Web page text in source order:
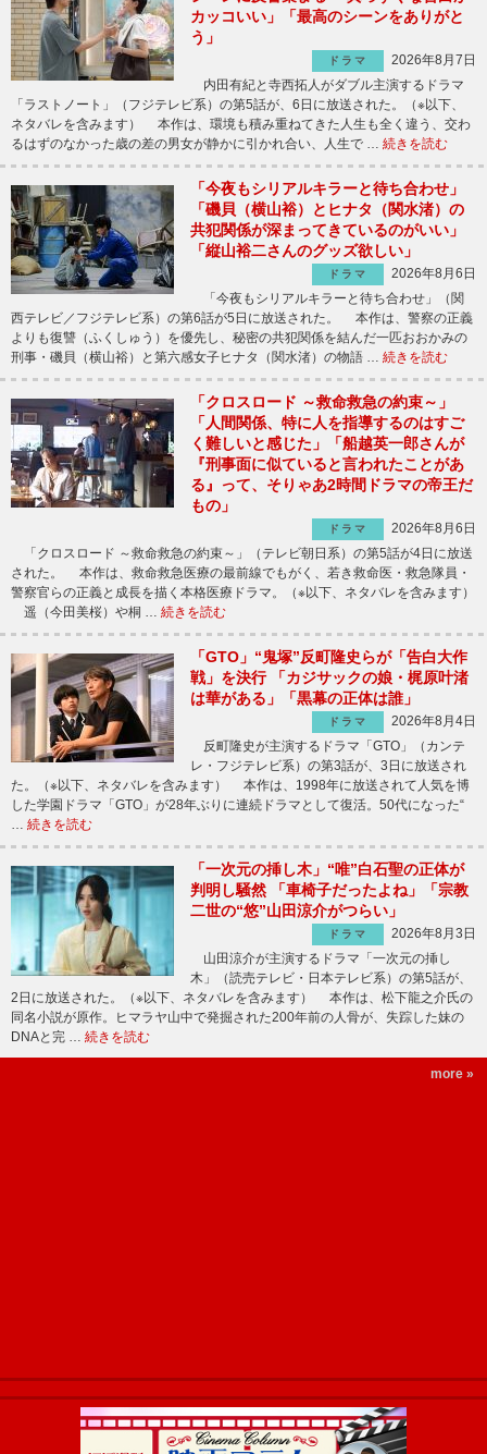
カッコいい」「最高のシーンをありがと
う」
ドラマ
2026年8月7日
内田有紀と寺西拓人がダブル主演するドラマ
「ラストノート」（フジテレビ系）の第5話が、6日に放送された。（※以下、
ネタバレを含みます） 本作は、環境も積み重ねてきた人生も全く違う、交わ
るはずのなかった歳の差の男女が静かに引かれ合い、人生で … 続きを読む
「今夜もシリアルキラーと待ち合わせ」
「磯貝（横山裕）とヒナタ（関水渚）の
共犯関係が深まってきているのがいい」
「縦山裕二さんのグッズ欲しい」
ドラマ
2026年8月6日
「今夜もシリアルキラーと待ち合わせ」（関
西テレビ／フジテレビ系）の第6話が5日に放送された。 本作は、警察の正義
よりも復讐（ふくしゅう）を優先し、秘密の共犯関係を結んだ一匹おおかみの
刑事・磯貝（横山裕）と第六感女子ヒナタ（関水渚）の物語 … 続きを読む
「クロスロード ～救命救急の約束～」
「人間関係、特に人を指導するのはすご
く難しいと感じた」「船越英一郎さんが
『刑事面に似ていると言われたことがあ
る』って、そりゃあ2時間ドラマの帝王だ
もの」
ドラマ
2026年8月6日
「クロスロード ～救命救急の約束～」（テレビ朝日系）の第5話が4日に放送
された。 本作は、救命救急医療の最前線でもがく、若き救命医・救急隊員・
警察官らの正義と成長を描く本格医療ドラマ。（※以下、ネタバレを含みます）
遥（今田美桜）や桐 … 続きを読む
「GTO」“鬼塚”反町隆史らが「告白大作
戦」を決行 「カジサックの娘・梶原叶渚
は華がある」「黒幕の正体は誰」
ドラマ
2026年8月4日
反町隆史が主演するドラマ「GTO」（カンテ
レ・フジテレビ系）の第3話が、3日に放送され
た。（※以下、ネタバレを含みます） 本作は、1998年に放送されて人気を博
した学園ドラマ「GTO」が28年ぶりに連続ドラマとして復活。50代になった“
続きを読む
「一次元の挿し木」“唯”白石聖の正体が
判明し騒然 「車椅子だったよね」「宗教
二世の“悠”山田涼介がつらい」
ドラマ
2026年8月3日
山田涼介が主演するドラマ「一次元の挿し
木」（読売テレビ・日本テレビ系）の第5話が、
2日に放送された。（※以下、ネタバレを含みます） 本作は、松下龍之介氏の
同名小説が原作。ヒマラヤ山中で発掘された200年前の人骨が、失踪した妹の
DNAと完 … 続きを読む
more »